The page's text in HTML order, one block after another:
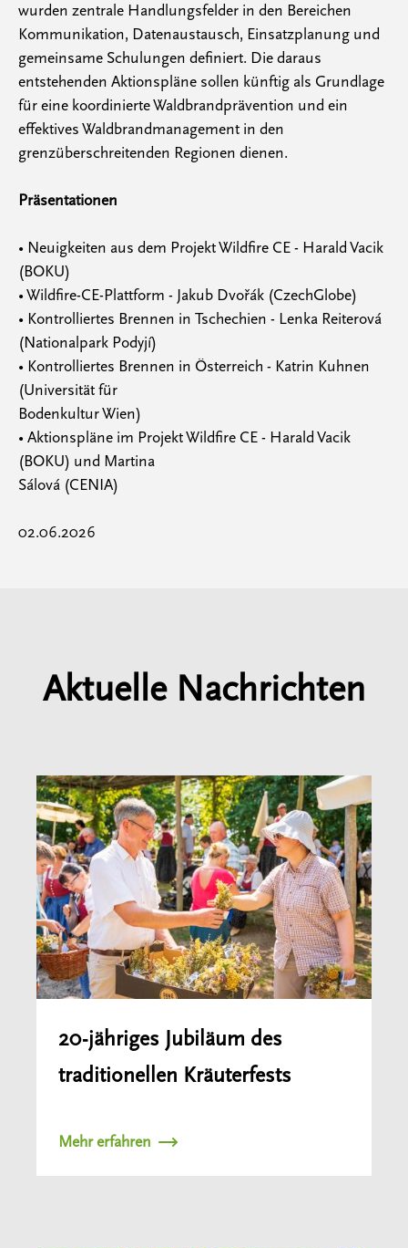
wurden zentrale Handlungsfelder in den Bereichen
Kommunikation, Datenaustausch, Einsatzplanung und
gemeinsame Schulungen definiert. Die daraus
entstehenden Aktionspläne sollen künftig als Grundlage
für eine koordinierte Waldbrandprävention und ein
effektives Waldbrandmanagement in den
grenzüberschreitenden Regionen dienen.
Präsentationen
• Neuigkeiten aus dem Projekt Wildfire CE - Harald Vacik
(BOKU)
• Wildfire-CE-Plattform - Jakub Dvořák (CzechGlobe)
• Kontrolliertes Brennen in Tschechien - Lenka Reiterová
(Nationalpark Podyjí)
• Kontrolliertes Brennen in Österreich - Katrin Kuhnen
(Universität für
Bodenkultur Wien)
• Aktionspläne im Projekt Wildfire CE - Harald Vacik
(BOKU) und Martina
Sálová (CENIA)
02.06.2026
Aktuelle Nachrichten
20-jähriges Jubiläum des
traditionellen Kräuterfests
Mehr erfahren